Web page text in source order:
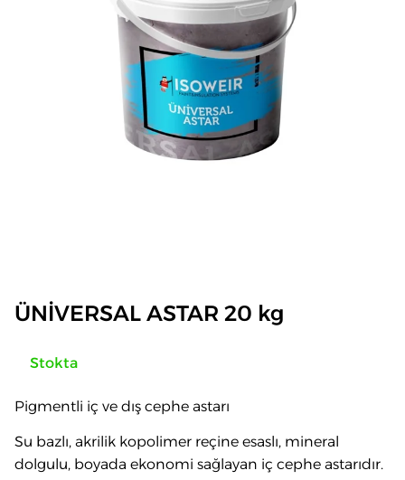
ÜNİVERSAL ASTAR 20 kg
Stokta
Pigmentli iç ve dış cephe astarı
Su bazlı, akrilik kopolimer reçine esaslı, mineral
dolgulu, boyada ekonomi sağlayan iç cephe astarıdır.